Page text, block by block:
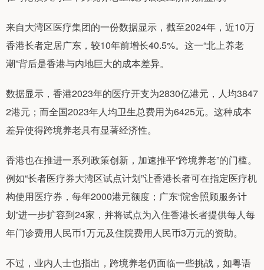
来自大湾区医疗集团的一份数据显示，截至2024年，近10万
香港长者定居广东，较10年前增长40.5%。这一“北上养老
潮”背后是香港与内地巨大的成本差异。
数据显示，香港2023年的医疗开支为2830亿港元，人均3847
2港元；而全国2023年人均卫生总费用为6425元。这种成本
差异使得跨境养老具有显著经济性。
香港也在推进一系列政策创新，加速推平“跨境养老”的门槛。
例如“长者医疗券大湾区试点计划”让香港长者可在指定医疗机
构使用医疗券，每年2000港元额度；广东“院舍照顾服务计
划”进一步扩容到24家，并将试点为入住香港长者提供每人每
年门诊费用人民币1万元及住院费用人民币3万元的资助。
不过，业内人士也指出，跨境养老仍面临一些挑战，如粤语